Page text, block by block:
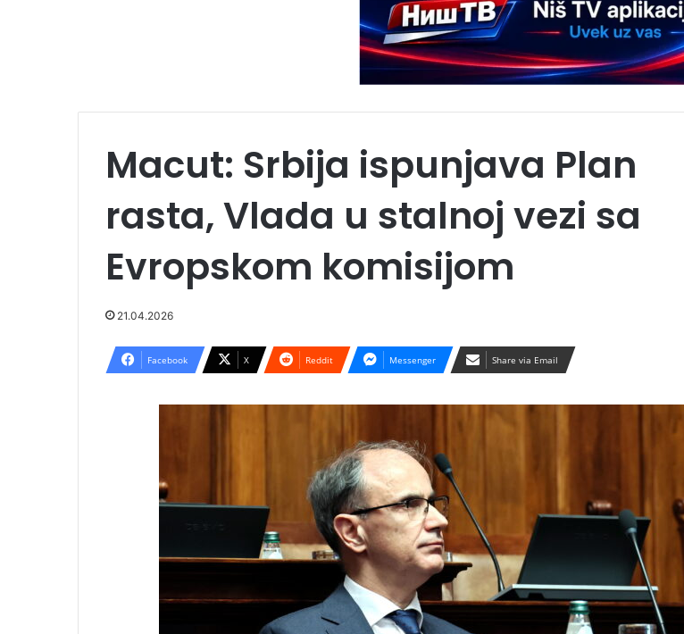
Macut: Srbija ispunjava Plan
rasta, Vlada u stalnoj vezi sa
Evropskom komisijom
21.04.2026
Facebook X Reddit Messenger Share via Email